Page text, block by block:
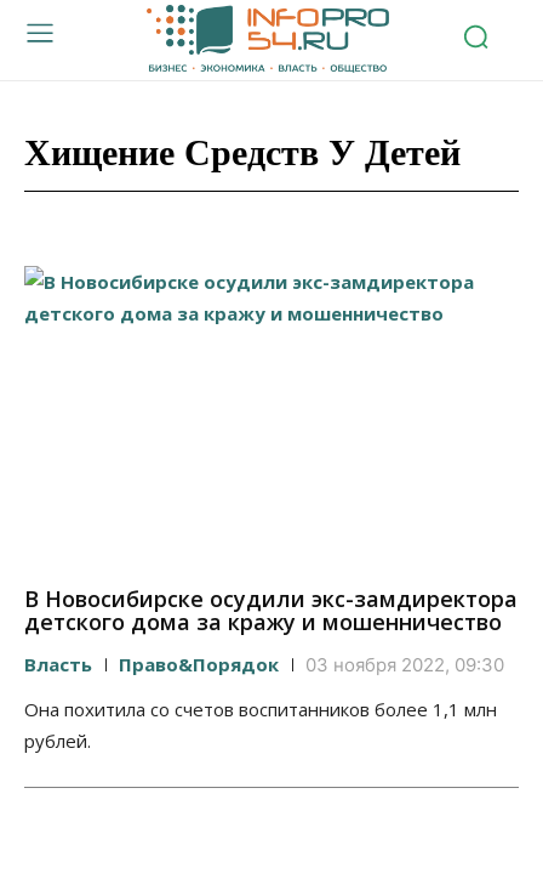
Хищение Средств У Детей
В Новосибирске осудили экс-замдиректора
детского дома за кражу и мошенничество
Власть Право&Порядок 03 ноября 2022, 09:30
Она похитила со счетов воспитанников более 1,1 млн
рублей.